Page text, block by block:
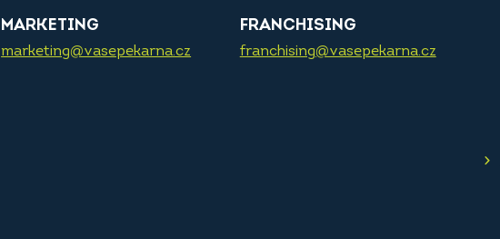
MARKETING
marketing@vasepekarna.cz
FRANCHISING
franchising@vasepekarna.cz